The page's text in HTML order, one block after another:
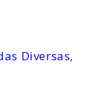
Diversas,